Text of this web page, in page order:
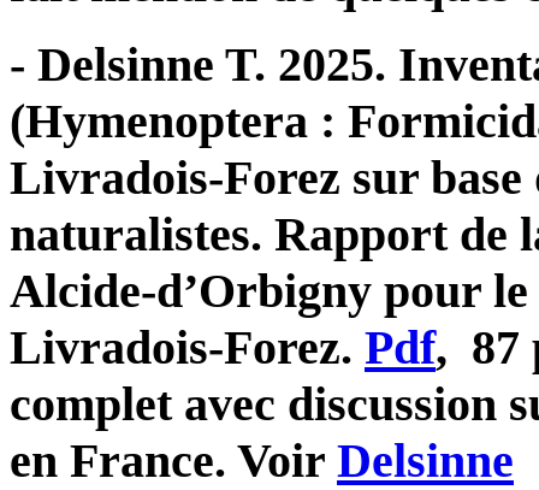
- Delsinne T. 2025.
(Hymenoptera :
Livradois-Forez sur base
naturalistes. Rapport de
Alcide-d’Orbigny pour
Livradois-Forez. Pdf, 87
complet avec discussion
en France. Voir Delsinne